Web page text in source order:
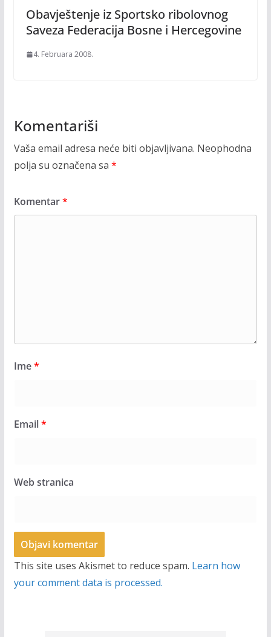
Obavještenje iz Sportsko ribolovnog
Saveza Federacija Bosne i Hercegovine
4. Februara 2008.
Komentariši
Vaša email adresa neće biti objavljivana. Neophodna
polja su označena sa *
Komentar*
Ime*
Email*
Web stranica
This site uses Akismet to reduce spam. Learn how
your comment data is processed.